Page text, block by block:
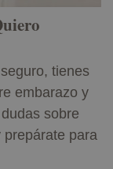
tienes
embarazo y
sobre
para